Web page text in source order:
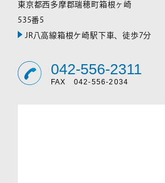
東京都西多摩郡瑞穂町箱根ヶ崎
535番5
JR八高線箱根ケ崎駅下車、徒歩7分
042-556-2311
FAX 042-556-2034